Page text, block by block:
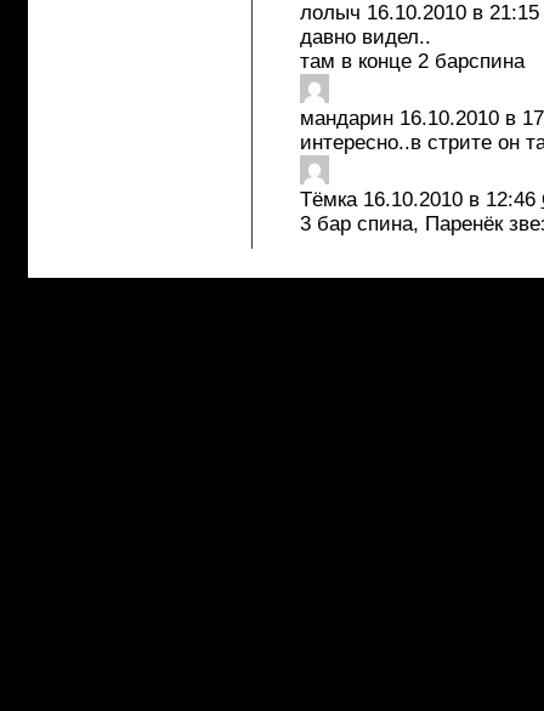
лолыч 16.10.2010 в 21:15
давно видел..
там в конце 2 барспина
мандарин 16.10.2010 в
интересно..в стрите он
Тёмка 16.10.2010 в 12:46
3 бар спина, Паренёк